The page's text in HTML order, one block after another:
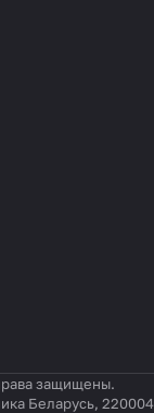
защищены.
Беларусь, 220004